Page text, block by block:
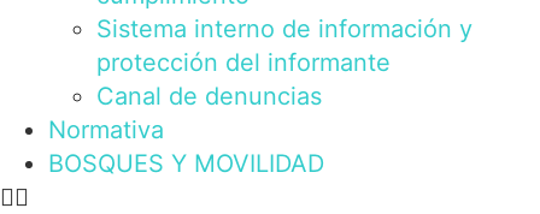
Sistema interno de información y
protección del informante
Canal de denuncias
Normativa
BOSQUES Y MOVILIDAD